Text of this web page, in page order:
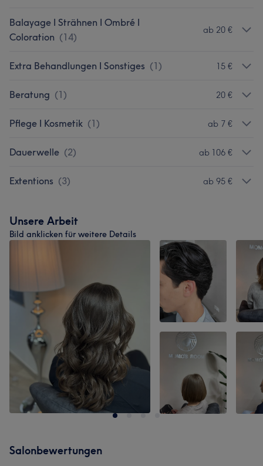
Balayage I Strähnen I Ombré I
Coloration (14)
ab 20 €
Extra Behandlungen I Sonstiges (1) 15 €
Beratung (1) 20 €
Pflege I Kosmetik (1) ab 7 €
Dauerwelle (2) ab 106 €
Extentions (3) ab 95 €
Unsere Arbeit
Bild anklicken für weitere Details
Salonbewertungen